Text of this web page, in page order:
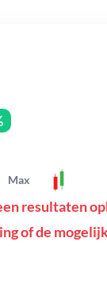
Max
resultaten
of de